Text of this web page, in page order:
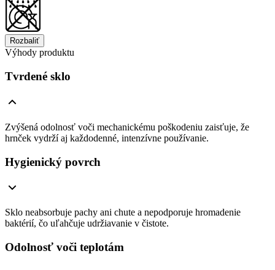
Rozbaliť
Výhody produktu
Tvrdené sklo
Zvýšená odolnosť voči mechanickému poškodeniu zaisťuje, že
hrnček vydrží aj každodenné, intenzívne používanie.
Hygienický povrch
Sklo neabsorbuje pachy ani chute a nepodporuje hromadenie
baktérií, čo uľahčuje udržiavanie v čistote.
Odolnosť voči teplotám